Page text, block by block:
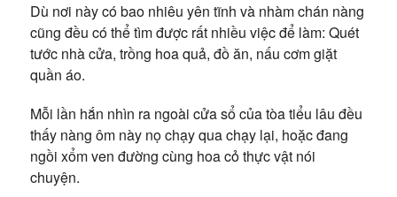
Dù nơi này có bao nhiêu yên tĩnh và nhàm chán nàng
cũng đều có thể tìm được rất nhiều việc để làm: Quét
tước nhà cửa, trồng hoa quả, đồ ăn, nấu cơm giặt
quần áo.
Mỗi lần hắn nhìn ra ngoài cửa sổ của tòa tiểu lâu đều
thấy nàng ôm này nọ chạy qua chạy lại, hoặc đang
ngồi xổm ven đường cùng hoa cỏ thực vật nói
chuyện.